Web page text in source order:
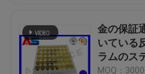
私達に連絡しなさい
金の保証
いている
ラムのス
MOQ：